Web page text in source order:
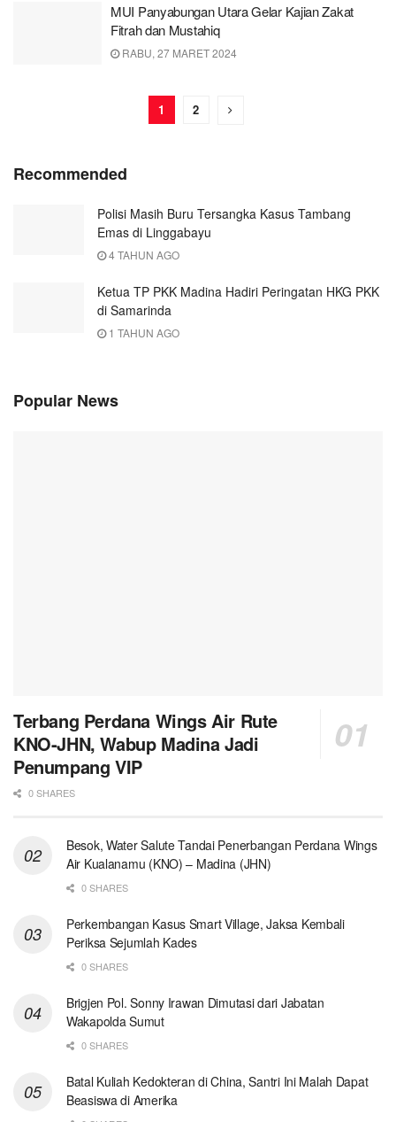
MUI Panyabungan Utara Gelar Kajian Zakat
Fitrah dan Mustahiq
RABU, 27 MARET 2024
1 2
Recommended
Polisi Masih Buru Tersangka Kasus Tambang
Emas di Linggabayu
4 TAHUN AGO
Ketua TP PKK Madina Hadiri Peringatan HKG PKK
di Samarinda
1 TAHUN AGO
Popular News
Terbang Perdana Wings Air Rute
KNO-JHN, Wabup Madina Jadi
Penumpang VIP
0 SHARES
Besok, Water Salute Tandai Penerbangan Perdana Wings
Air Kualanamu (KNO) – Madina (JHN)
0 SHARES
Perkembangan Kasus Smart Village, Jaksa Kembali
Periksa Sejumlah Kades
0 SHARES
Brigjen Pol. Sonny Irawan Dimutasi dari Jabatan
Wakapolda Sumut
0 SHARES
Batal Kuliah Kedokteran di China, Santri Ini Malah Dapat
Beasiswa di Amerika